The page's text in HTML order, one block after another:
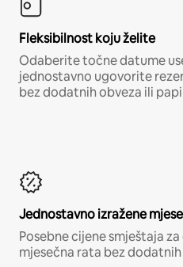
Fleksibilnost koju želite
Odaberite točne datume
jednostavno ugovorite
bez dodatnih obveza ili
Jednostavno izražene
Posebne cijene smještaja
mjesečna rata bez